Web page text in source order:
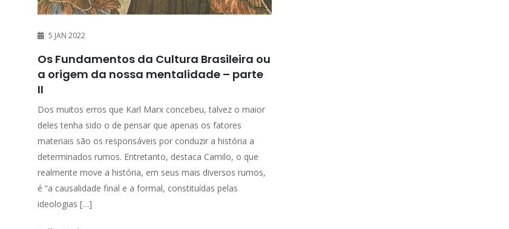
5 JAN 2022
Os Fundamentos da Cultura Brasileira ou
a origem da nossa mentalidade – parte
II
Dos muitos erros que Karl Marx concebeu, talvez o maior
deles tenha sido o de pensar que apenas os fatores
materiais são os responsáveis por conduzir a história a
determinados rumos. Entretanto, destaca Camilo, o que
realmente move a história, em seus mais diversos rumos,
é “a causalidade final e a formal, constituídas pelas
ideologias […]